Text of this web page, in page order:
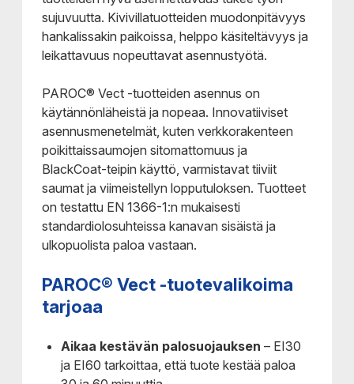
sujuvuutta. Kivivillatuotteiden muodonpitävyys
hankalissakin paikoissa, helppo käsiteltävyys ja
leikattavuus nopeuttavat asennustyötä.
PAROC® Vect -tuotteiden asennus on
käytännönläheistä ja nopeaa. Innovatiiviset
asennusmenetelmät, kuten verkkorakenteen
poikittaissaumojen sitomattomuus ja
BlackCoat-teipin käyttö, varmistavat tiiviit
saumat ja viimeistellyn lopputuloksen. Tuotteet
on testattu EN 1366-1:n mukaisesti
standardiolosuhteissa kanavan sisäistä ja
ulkopuolista paloa vastaan.
PAROC® Vect -tuotevalikoima
tarjoaa
Aikaa kestävän palosuojauksen – EI30
ja EI60 tarkoittaa, että tuote kestää paloa